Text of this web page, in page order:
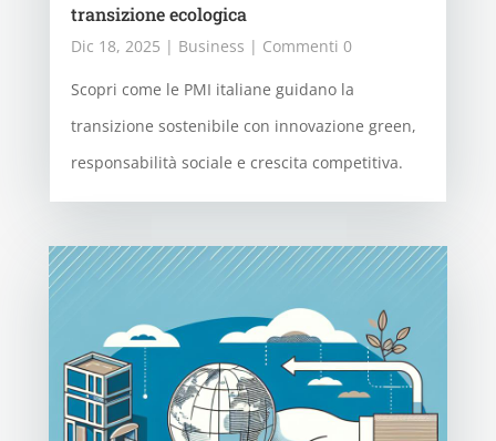
transizione ecologica
Dic 18, 2025 | Business | Commenti 0
Scopri come le PMI italiane guidano la
transizione sostenibile con innovazione green,
responsabilità sociale e crescita competitiva.